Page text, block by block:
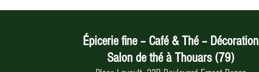
Épicerie fine – Café & Thé – Décoration
Salon de thé à Thouars (79)